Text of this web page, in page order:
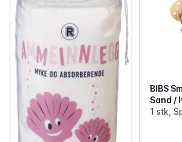
BIBS
Sand /
1 stk,